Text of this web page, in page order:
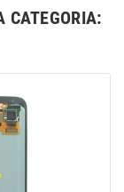
CATEGORIA: